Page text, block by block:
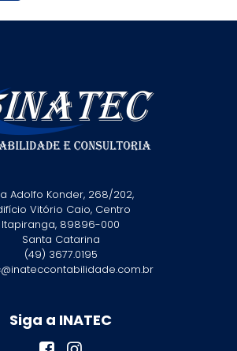
Adolfo Konder, 268/202,
Vitório Caio, Centro
Itapiranga, 89896-000
Santa Catarina
(49) 3677.0195
Siga a INATEC